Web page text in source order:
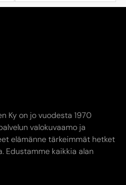
Ky on jo vuodesta 1970
valokuvaamo ja
elämänne tärkeimmät hetket
Edustamme kaikkia alan